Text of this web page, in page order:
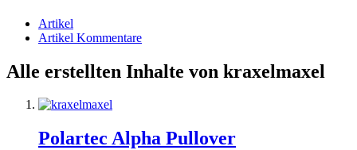
Artikel
Artikel Kommentare
Alle erstellten Inhalte von kraxelmaxel
Polartec Alpha Pullover